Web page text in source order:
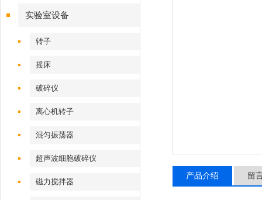
实验室设备
转子
摇床
破碎仪
离心机转子
混匀振荡器
超声波细胞破碎仪
磁力搅拌器
产品介绍 留